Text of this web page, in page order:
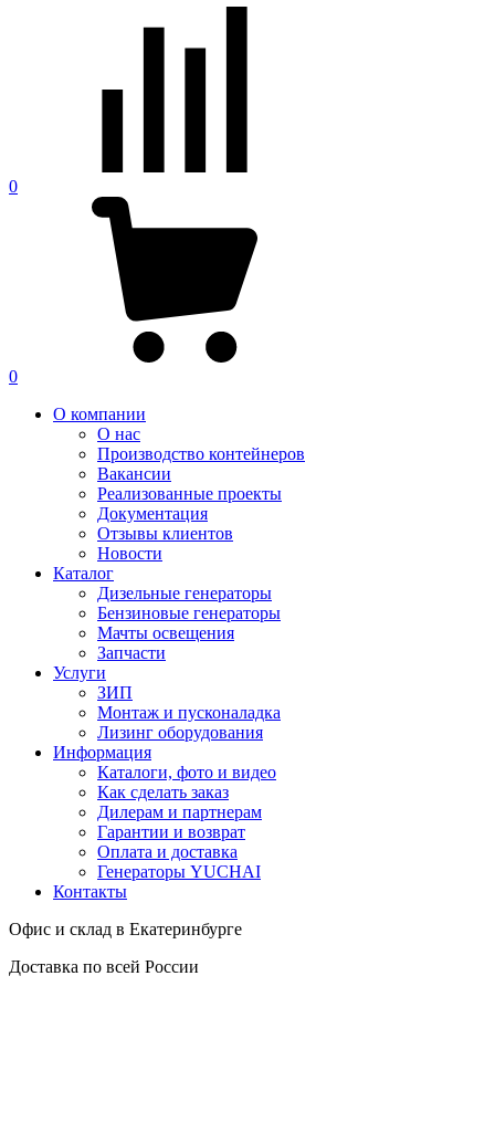
0
0
О компании
О нас
Производство контейнеров
Вакансии
Реализованные проекты
Документация
Отзывы клиентов
Новости
Каталог
Дизельные генераторы
Бензиновые генераторы
Мачты освещения
Запчасти
Услуги
ЗИП
Монтаж и пусконаладка
Лизинг оборудования
Информация
Каталоги, фото и видео
Как сделать заказ
Дилерам и партнерам
Гарантии и возврат
Оплата и доставка
Генераторы YUCHAI
Контакты
Офис и склад в Екатеринбурге
Доставка по всей России